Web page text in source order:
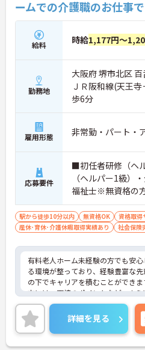
ームでの介護職のお仕事
給料 時給1,177円～
勤務地
大阪府 堺市北区
ＪＲ阪和線(天王
歩6分
雇用形態 非常勤・パート・
応募要件
■初任者研修（ヘ
（ヘルパー1級）
福祉士※無資格の
駅から徒歩10分以内 無資格OK 資格取得
産休･育休･介護休暇取得実績あり
社会保険
有料老人ホーム未経験の方でも安
る環境が整っており、経験豊富な
の下でキャリアを積むことができま
方には、面接のポイントなど、さ
しますのでお気軽にご相談ください
詳細を見る